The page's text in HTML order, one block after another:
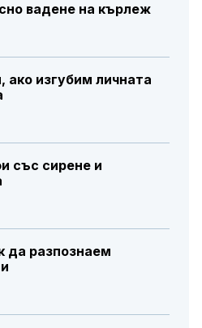
вадене на кърлеж
ако изгубим личната
със сирене и
да разпознаем